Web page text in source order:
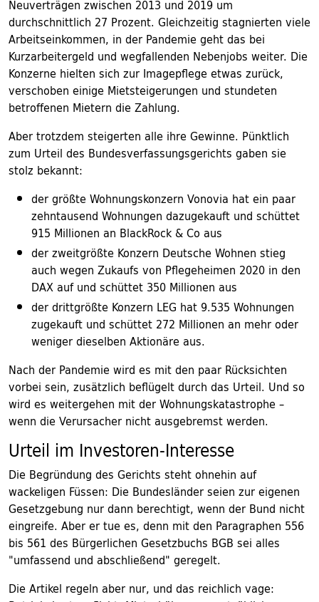
Neuverträgen zwischen 2013 und 2019 um
durchschnittlich 27 Prozent. Gleichzeitig stagnierten viele
Arbeitseinkommen, in der Pandemie geht das bei
Kurzarbeitergeld und wegfallenden Nebenjobs weiter. Die
Konzerne hielten sich zur Imagepflege etwas zurück,
verschoben einige Mietsteigerungen und stundeten
betroffenen Mietern die Zahlung.
Aber trotzdem steigerten alle ihre Gewinne. Pünktlich
zum Urteil des Bundesverfassungsgerichts gaben sie
stolz bekannt:
der größte Wohnungskonzern Vonovia hat ein paar
zehntausend Wohnungen dazugekauft und schüttet
915 Millionen an BlackRock & Co aus
der zweitgrößte Konzern Deutsche Wohnen stieg
auch wegen Zukaufs von Pflegeheimen 2020 in den
DAX auf und schüttet 350 Millionen aus
der drittgrößte Konzern LEG hat 9.535 Wohnungen
zugekauft und schüttet 272 Millionen an mehr oder
weniger dieselben Aktionäre aus.
Nach der Pandemie wird es mit den paar Rücksichten
vorbei sein, zusätzlich beflügelt durch das Urteil. Und so
wird es weitergehen mit der Wohnungskatastrophe –
wenn die Verursacher nicht ausgebremst werden.
Urteil im Investoren-Interesse
Die Begründung des Gerichts steht ohnehin auf
wackeligen Füssen: Die Bundesländer seien zur eigenen
Gesetzgebung nur dann berechtigt, wenn der Bund nicht
eingreife. Aber er tue es, denn mit den Paragraphen 556
bis 561 des Bürgerlichen Gesetzbuchs BGB sei alles
"umfassend und abschließend" geregelt.
Die Artikel regeln aber nur, und das reichlich vage: